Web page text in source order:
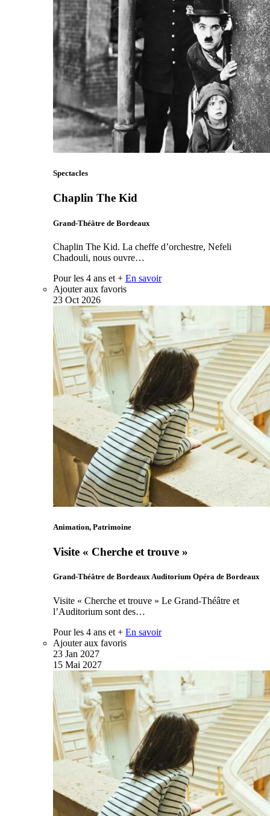
Spectacles
Chaplin The Kid
Grand-Théâtre de Bordeaux
Chaplin The Kid. La cheffe d’orchestre, Nefeli
Chadouli, nous ouvre…
Pour les 4 ans et + En savoir
Ajouter aux favoris
23 Oct 2026
Animation, Patrimoine
Visite « Cherche et trouve »
Grand-Théâtre de Bordeaux Auditorium Opéra de Bordeaux
Visite « Cherche et trouve » Le Grand-Théâtre et
l’Auditorium sont des…
Pour les 4 ans et + En savoir
Ajouter aux favoris
23 Jan 2027
15 Mai 2027